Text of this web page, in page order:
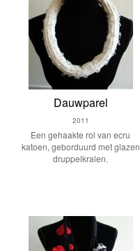
Dauwparel
2011
Een gehaakte rol van ecru
katoen, geborduurd met glazen
druppelkralen.